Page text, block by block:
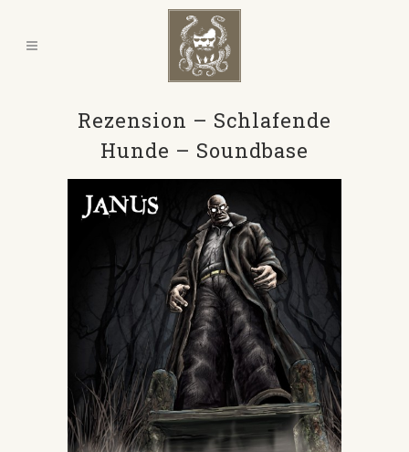
Rezension – Schlafende
Hunde – Soundbase